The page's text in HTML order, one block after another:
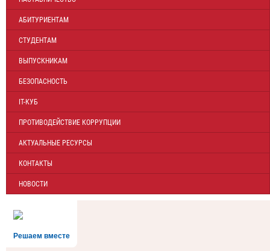
АБИТУРИЕНТАМ
СТУДЕНТАМ
ВЫПУСКНИКАМ
БЕЗОПАСНОСТЬ
IT-КУБ
ПРОТИВОДЕЙСТВИЕ КОРРУПЦИИ
АКТУАЛЬНЫЕ РЕСУРСЫ
КОНТАКТЫ
НОВОСТИ
Решаем вместе